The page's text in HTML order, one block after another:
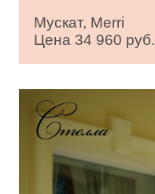
Мускат, Merri
Цена 34 960 руб.